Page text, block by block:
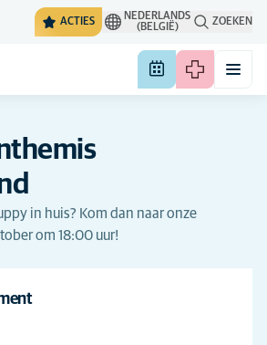
ACTIES
NEDERLANDS
(BELGIË)
ZOEKEN
in huis? Kom dan naar onze
om 18:00 uur!